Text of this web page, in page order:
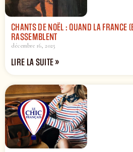
CHANTS DE NOËL : QUAND LA FRANCE
RASSEMBLENT
décembre 16, 2025
LIRE LA SUITE »